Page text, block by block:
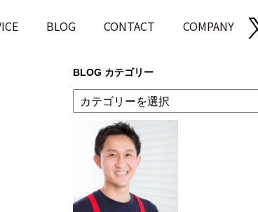
BLOG CONTACT COMPANY
BLOG カテゴリー